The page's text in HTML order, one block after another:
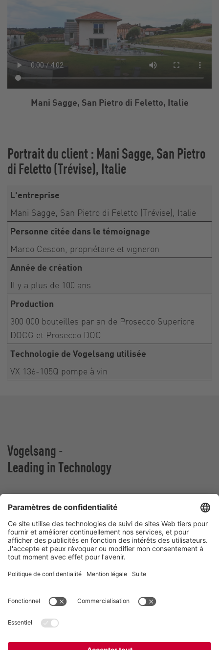
Mani Sagge, San Pietro di Feletto, Italie
Portrait du client : Mani Sagge, San Pietro
di Feletto (Trévise), Italie
L'entreprise
Mani Sagge, San Pietro di Feletto (Trévise), Italie
Personne citée dans le témoignage
Marco Cescon, propriétaire et vigneron
Année de création
Il y a plus de 100 ans
Production
300 000 bouteilles par an de Prosecco Superiore
DOCG et Prosecco DOC
Technologie de Vogelsang utilisée
VX 136-105Q pompe à vin
Vogelsang -
Leading in Technology
VOGELSANG BELGIUM N.V.
Slingerstraat 50
8820 Torhout
Belgique
Téléphone:+32 51 81 96 40